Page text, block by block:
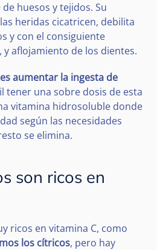
huesos y tejidos. Su
heridas cicatricen, debilita
y con el consiguiente
y aflojamiento de los dientes.
aumentar la ingesta de
tener una sobre dosis de esta
vitamina hidrosoluble donde
según las necesidades
se elimina.
son ricos en
ricos en vitamina C, como
los cítricos, pero hay